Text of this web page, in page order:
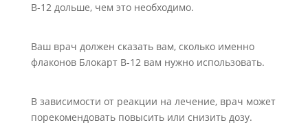
В-12 дольше, чем это необходимо.
Ваш врач должен сказать вам, сколько именно
флаконов Блокарт В-12 вам нужно использовать.
В зависимости от реакции на лечение, врач может
порекомендовать повысить или снизить дозу.